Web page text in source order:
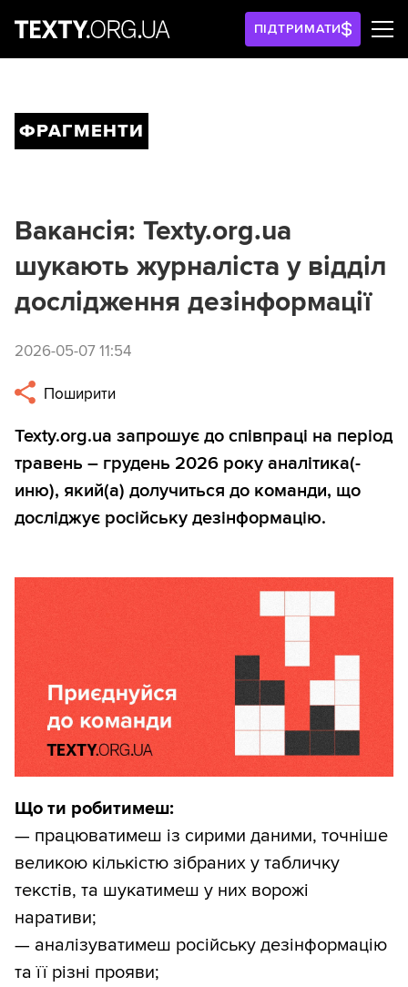
ПІДТРИМАТИ
ФРАГМЕНТИ
Вакансія: Texty.org.ua
шукають журналіста у відділ
дослідження дезінформації
2026-05-07 11:54
Поширити
Texty.org.ua запрошує до співпраці на період
травень – грудень 2026 року аналітика(-
иню), який(а) долучиться до команди, що
досліджує російську дезінформацію.
Що ти робитимеш:
— працюватимеш із сирими даними, точніше
великою кількістю зібраних у табличку
текстів, та шукатимеш у них ворожі
наративи;
— аналізуватимеш російську дезінформацію
та її різні прояви;